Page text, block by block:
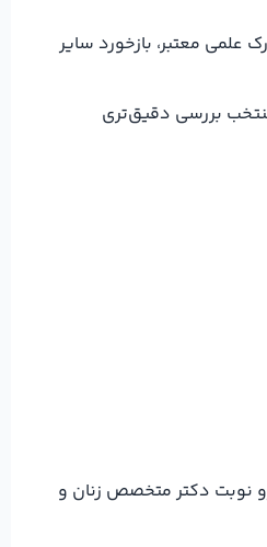
علمی معتبر، بازخورد سایر
بررسی دقیق‌تری
نوبت دکتر متخصص زنان و